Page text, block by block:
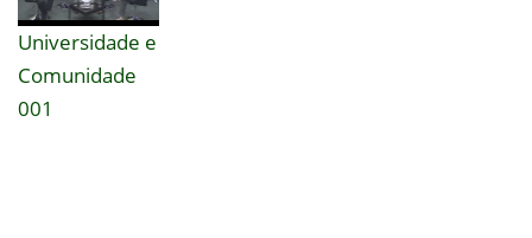
Universidade e
Comunidade
001